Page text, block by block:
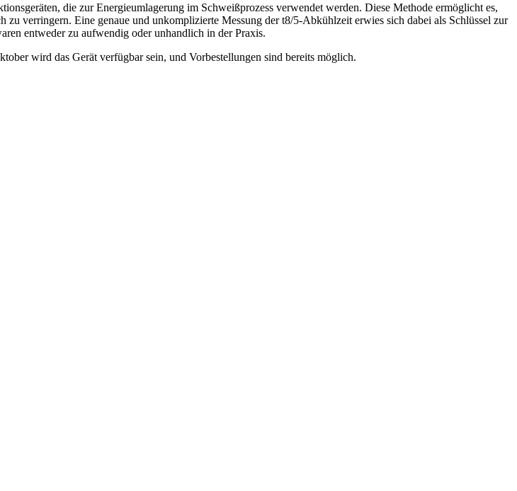
die zur Energieumlagerung im Schweißprozess verwendet werden. Diese Methode ermöglicht es,
verringern. Eine genaue und unkomplizierte Messung der t8/5-Abkühlzeit erwies sich dabei als Schlüssel zur
entweder zu aufwendig oder unhandlich in der Praxis.
wird das Gerät verfügbar sein, und Vorbestellungen sind bereits möglich.